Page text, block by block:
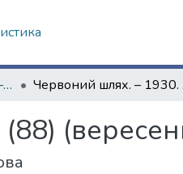
"Червоний шлях" (1923–1936 рр.)